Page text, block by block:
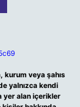
veya şahıs
yalnızca kendi
yer alan içerikler